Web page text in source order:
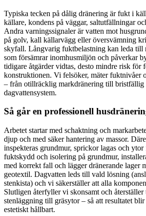
Typiska tecken på dålig dränering är fukt i
källare, kondens på väggar, saltutfällningar
Andra varningssignaler är vatten mot
på golv, kall källarvägg eller översvämning
skyfall. Långvarig fuktbelastning kan leda
som försämrar inomhusmiljön och påverkar
tidigare åtgärder vidtas, desto mindre risk för
konstruktionen. Vi felsöker, mäter fuktnivåer
– från otillräcklig markdränering till
dagvattensystem.
Så går en professionell
Arbetet startar med schaktning och
djup och med säker hantering av massor.
inspekteras grundmur, sprickor lagas och
fuktskydd och isolering på grundmur,
med korrekt fall och lägger dränerande lager
geotextil. Dagvatten leds till vald lösning
stenkista) och vi säkerställer att alla
Slutligen återfyller vi skonsamt och återställer
stenläggning till gräsytor – så att resultatet
estetiskt hållbart.